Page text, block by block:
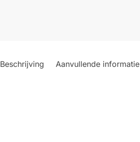
Beschrijving Aanvullende informatie